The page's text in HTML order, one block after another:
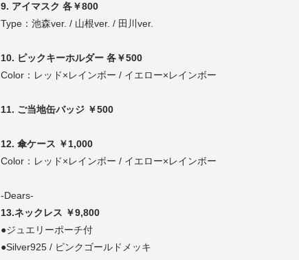
9. アイマスク 各￥800
Type：池森ver. / 山根ver. / 田川ver.
10. ピックキーホルダー 各￥500
Color：レッド×レインボー / イエロー×レインボー
11. ご当地缶バッジ ￥500
12. 傘ケース ￥1,000
Color：レッド×レインボー / イエロー×レインボー
-Dears-
13.ネックレス ￥9,800
●ジュエリーポーチ付
●Silver925 / ピンクゴールドメッキ